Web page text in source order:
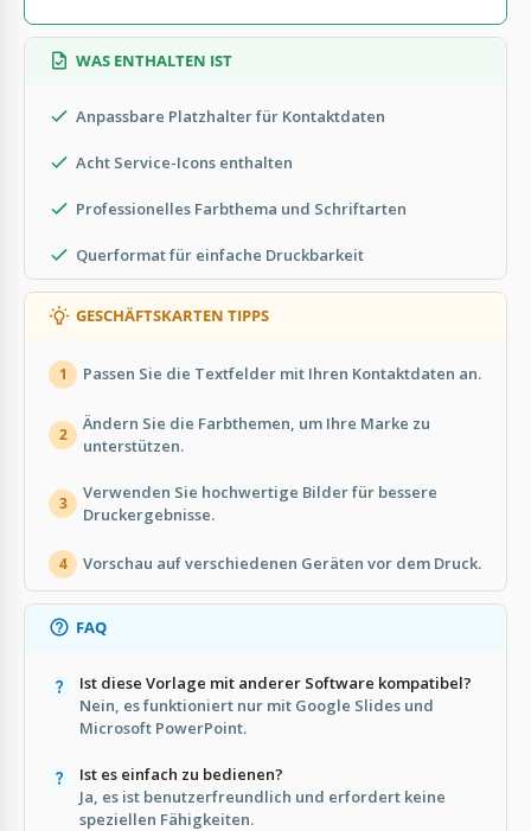
WAS ENTHALTEN IST
Anpassbare Platzhalter für Kontaktdaten
Acht Service-Icons enthalten
Professionelles Farbthema und Schriftarten
Querformat für einfache Druckbarkeit
GESCHÄFTSKARTEN TIPPS
1 Passen Sie die Textfelder mit Ihren Kontaktdaten an.
2
Ändern Sie die Farbthemen, um Ihre Marke zu
unterstützen.
3
Verwenden Sie hochwertige Bilder für bessere
Druckergebnisse.
4 Vorschau auf verschiedenen Geräten vor dem Druck.
FAQ
Ist diese Vorlage mit anderer Software kompatibel?
Nein, es funktioniert nur mit Google Slides und
Microsoft PowerPoint.
Ist es einfach zu bedienen?
Ja, es ist benutzerfreundlich und erfordert keine
speziellen Fähigkeiten.